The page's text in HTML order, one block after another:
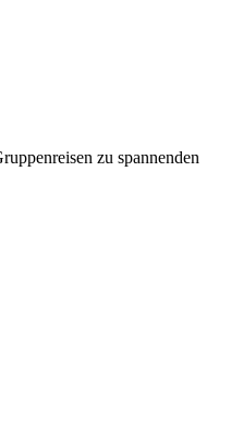
zu spannenden